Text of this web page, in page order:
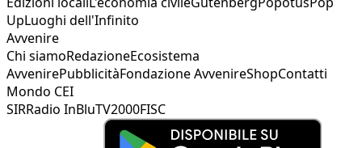
UpLuoghi dell'Infinito
Avvenire
Chi siamoRedazioneEcosistema
AvvenirePubblicitàFondazione AvvenireShopContatti
Mondo CEI
SIRRadio InBluTV2000FISC